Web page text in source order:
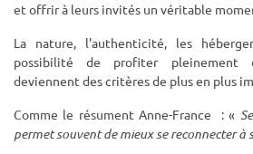
et offrir à leurs invités un véritable
La nature, l'authenticité, les
possibilité de profiter pleinement
deviennent des critères de plus en plus
Comme le résument Anne-France : «
permet souvent de mieux se reconnecter à